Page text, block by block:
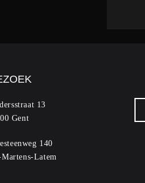
13
Gent
140
Latem